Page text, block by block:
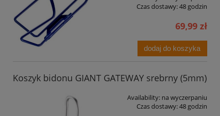
Czas dostawy:48 godzin
69,99 zł
dodaj do koszyka
Koszyk bidonu GIANT GATEWAY srebrny (5mm)
Availability: na wyczerpaniu
Czas dostawy:48 godzin